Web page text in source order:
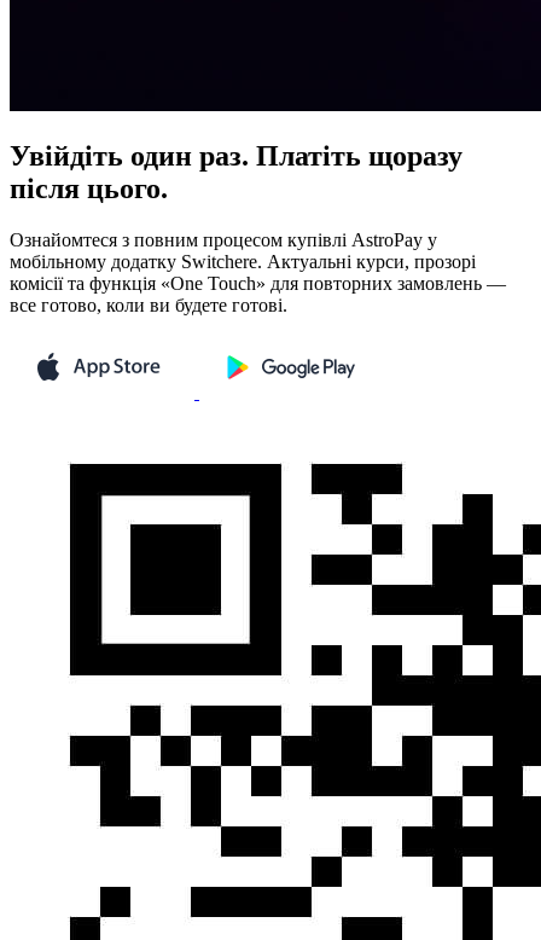
Увійдіть один раз. Платіть щоразу
після цього.
Ознайомтеся з повним процесом купівлі AstroPay у
мобільному додатку Switchere. Актуальні курси, прозорі
комісії та функція «One Touch» для повторних замовлень —
все готово, коли ви будете готові.